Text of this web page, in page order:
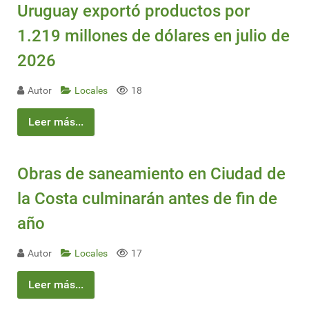
Uruguay exportó productos por
1.219 millones de dólares en julio de
2026
Autor Locales 18
Leer más...
Obras de saneamiento en Ciudad de
la Costa culminarán antes de fin de
año
Autor Locales 17
Leer más...